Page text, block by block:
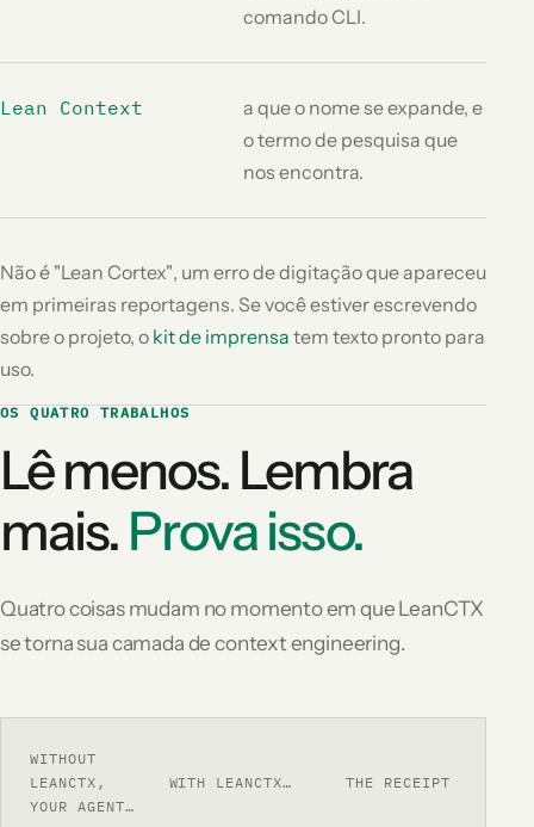
comando CLI.
Lean Context
a que o nome se expande, e
o termo de pesquisa que
nos encontra.
Não é "Lean Cortex", um erro de digitação que apareceu
em primeiras reportagens. Se você estiver escrevendo
sobre o projeto, o kit de imprensa tem texto pronto para
uso.
OS QUATRO TRABALHOS
Lê menos. Lembra
mais. Prova isso.
Quatro coisas mudam no momento em que LeanCTX
se torna sua camada de context engineering.
WITHOUT
LEANCTX,
YOUR AGENT…
WITH LEANCTX… THE RECEIPT